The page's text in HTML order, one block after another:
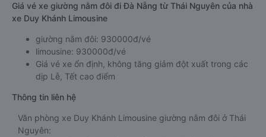
Giá vé xe giường nằm đôi đi Đà Nẵng từ Thái Nguyên của nhà
xe Duy Khánh Limousine
giường nằm đôi: 930000đ/vé
limousine: 930000đ/vé
Giá vé xe ổn định, không tăng giảm đột xuất trong các
dịp Lễ, Tết cao điểm
Thông tin liên hệ
Văn phòng xe Duy Khánh Limousine giường nằm đôi ở Thái
Nguyên: